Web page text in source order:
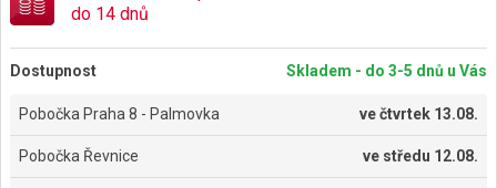
do 14 dnů
Dostupnost Skladem - do 3-5 dnů u Vás
Pobočka Praha 8 - Palmovka večtvrtek 13.08.
Pobočka Řevnice ve středu 12.08.